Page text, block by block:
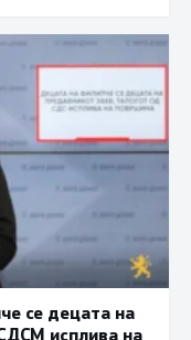
се децата на
исплива на